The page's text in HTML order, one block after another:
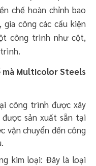
chế hoàn chỉnh bao
công các cấu kiện
công trình như cột,
Multicolor Steels
công trình được xây
sản xuất sẵn tại
vận chuyển đến công
kim loại: Đây là loại